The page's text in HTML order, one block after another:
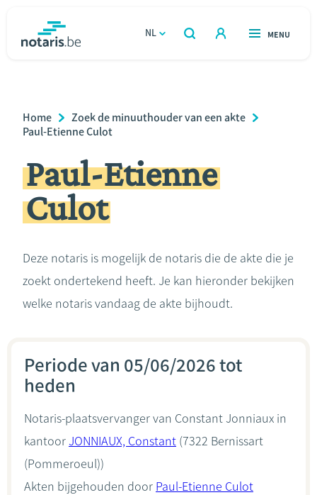
gaan
NL
OPEN
ZOEKEN
OPEN
MENU
Relatie & samenleven
Erven & schenken
Ondernemen
Rekenmodules
Breadcrumb
Home
Zoek de minuuthouder van een akte
Paul-Etienne Culot
Paul-Etienne
Culot
Deze notaris is mogelijk de notaris die de akte die je
zoekt ondertekend heeft. Je kan hieronder bekijken
welke notaris vandaag de akte bijhoudt.
Periode van 05/06/2026 tot
heden
Notaris-plaatsvervanger van Constant Jonniaux in
kantoor JONNIAUX, Constant (7322 Bernissart
(Pommeroeul))
Akten bijgehouden door Paul-Etienne Culot